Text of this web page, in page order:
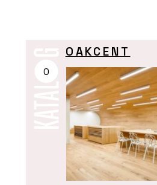
O
OAKCENT